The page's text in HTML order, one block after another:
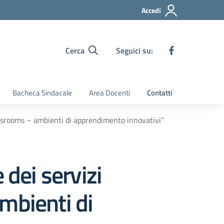
Accedi
Cerca Seguici su:
Bacheca Sindacale Area Docenti Contatti
– ambienti di apprendimento innovativi”
servizi
di